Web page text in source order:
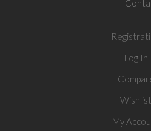
Log In
Wishlist
My